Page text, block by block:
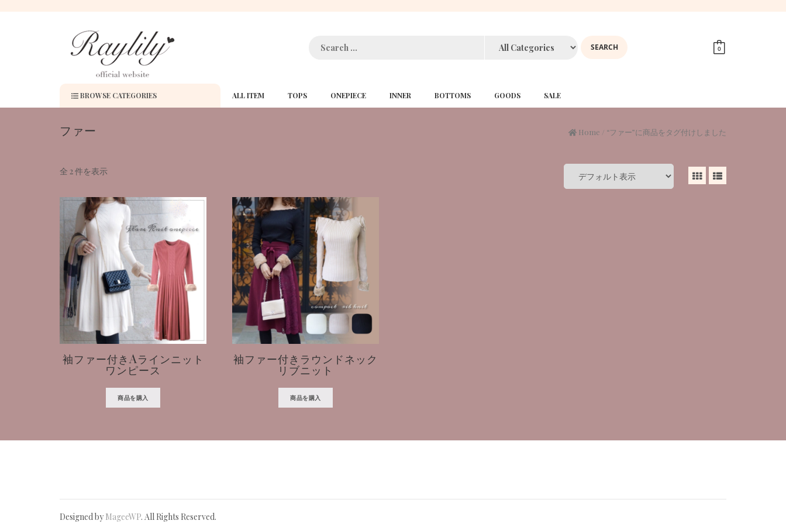
0
BROWSE CATEGORIES ALL ITEM TOPS ONEPIECE INNER BOTTOMS GOODS SALE
ファー Home / “ファー”に商品をタグ付けしました
全 2 件を表示
袖ファー付きAラインニット
ワンピース
商品を購入
袖ファー付きラウンドネック
リブニット
商品を購入
Designed by MageeWP. All Rights Reserved.